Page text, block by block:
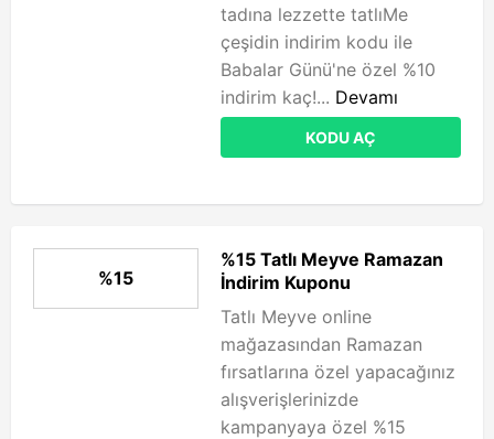
tadına lezzette tatlıMe
çeşidin indirim kodu ile
Babalar Günü'ne özel %10
indirim kaç!... Devamı
KODU AÇ
%15
%15 Tatlı Meyve Ramazan
İndirim Kuponu
Tatlı Meyve online
mağazasından Ramazan
fırsatlarına özel yapacağınız
alışverişlerinizde
kampanyaya özel %15